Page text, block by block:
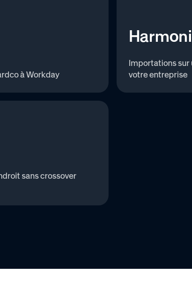
à Workday
Importations sur
votre entreprise
sans crossover